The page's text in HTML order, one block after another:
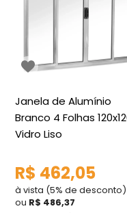
Janela de Alumínio
Branco 4 Folhas
Vidro Liso
R$ 462,05
à vista (5% de desconto)
ou R$ 486,37